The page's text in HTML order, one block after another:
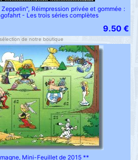
Réimpression privée et gommée :
- Les trois séries complètes
9.50 €
de notre boutique
Mini-Feuillet de 2015 **